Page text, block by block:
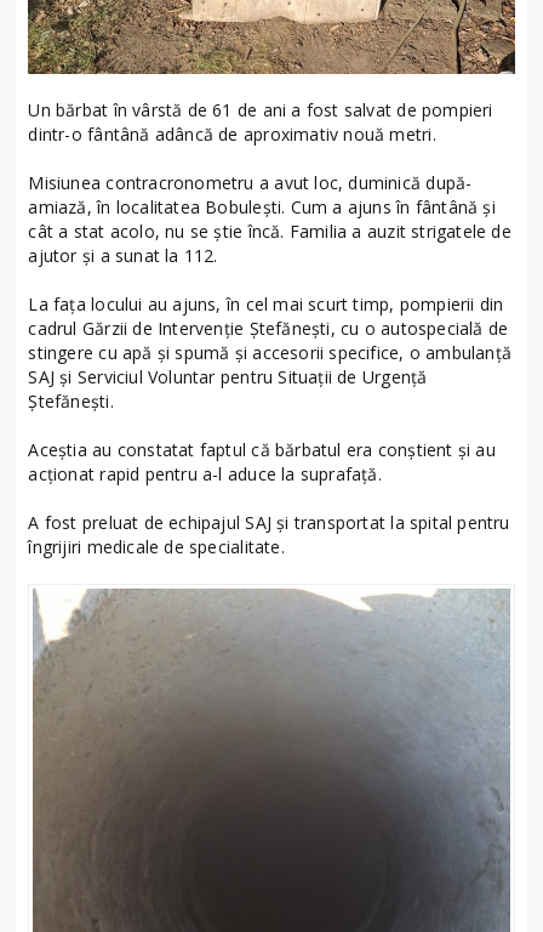
Un bărbat în vârstă de 61 de ani a fost salvat de pompieri
dintr-o fântână adâncă de aproximativ nouă metri.
Misiunea contracronometru a avut loc, duminică după-
amiază, în localitatea Bobulești. Cum a ajuns în fântână și
cât a stat acolo, nu se știe încă. Familia a auzit strigatele de
ajutor și a sunat la 112.
La fața locului au ajuns, în cel mai scurt timp, pompierii din
cadrul Gărzii de Intervenție Ștefănești, cu o autospecială de
stingere cu apă și spumă și accesorii specifice, o ambulanță
SAJ și Serviciul Voluntar pentru Situații de Urgență
Ștefănești.
Aceștia au constatat faptul că bărbatul era conștient și au
acționat rapid pentru a-l aduce la suprafață.
A fost preluat de echipajul SAJ și transportat la spital pentru
îngrijiri medicale de specialitate.